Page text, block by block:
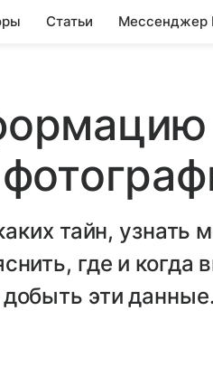
Статьи Мессенджер
тайн, узнать
где и когда
эти данные.